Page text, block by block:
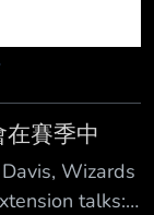
賽季中
Wizards
talks: